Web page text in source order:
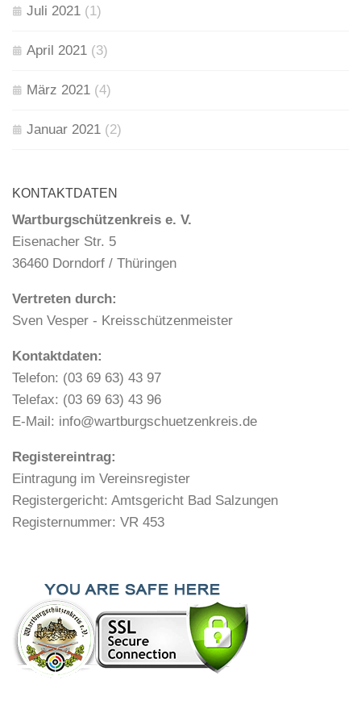
Juli 2021 (1)
April 2021 (3)
März 2021 (4)
Januar 2021 (2)
KONTAKTDATEN
Wartburgschützenkreis e. V.
Eisenacher Str. 5
36460 Dorndorf / Thüringen
Vertreten durch:
Sven Vesper - Kreisschützenmeister
Kontaktdaten:
Telefon: (03 69 63) 43 97
Telefax: (03 69 63) 43 96
E-Mail: info@wartburgschuetzenkreis.de
Registereintrag:
Eintragung im Vereinsregister
Registergericht: Amtsgericht Bad Salzungen
Registernummer: VR 453